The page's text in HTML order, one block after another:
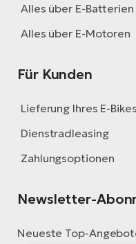
Alles über E-Batterien
Alles über E-Motoren
Für Kunden
Lieferung Ihres E-
Dienstradleasing
Zahlungsoptionen
Newsletter-
Neueste Top-